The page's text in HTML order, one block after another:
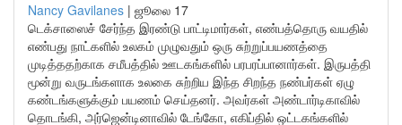
Nancy Gavilanes | ஜூலை 17
டெக்சாஸைச் சேர்ந்த இரண்டு பாட்டிமார்கள், எண்பத்தொரு வயதில்
எண்பது நாட்களில் உலகம் முழுவதும் ஒரு சுற்றுப்பயணத்தை
முடித்ததற்காக சமீபத்தில் ஊடகங்களில் பரபரப்பானார்கள். இருபத்தி
மூன்று வருடங்களாக உலகை சுற்றிய இந்த சிறந்த நண்பர்கள் ஏழு
கண்டங்களுக்கும் பயணம் செய்தனர். அவர்கள் அண்டார்டிகாவில்
தொடங்கி, அர்ஜென்டினாவில் டேங்கோ, எகிப்தில் ஒட்டகங்களில்